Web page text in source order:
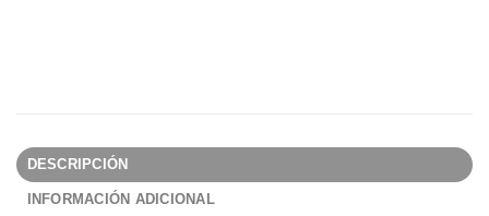
DESCRIPCIÓN
INFORMACIÓN ADICIONAL